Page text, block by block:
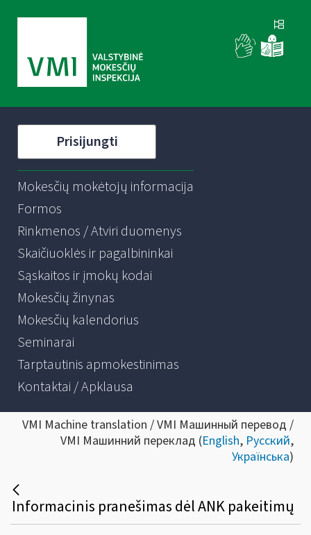
Prisijungti
Mokesčių mokėtojų informacija
Formos
Rinkmenos / Atviri duomenys
Skaičiuoklės ir pagalbininkai
Sąskaitos ir įmokų kodai
Mokesčių žinynas
Mokesčių kalendorius
Seminarai
Tarptautinis apmokestinimas
Kontaktai / Apklausa
VMI Machine translation / VMI Машинный перевод /
VMI Машинний переклад (English, Русский,
Українська)
Informacinis pranešimas dėl ANK pakeitimų